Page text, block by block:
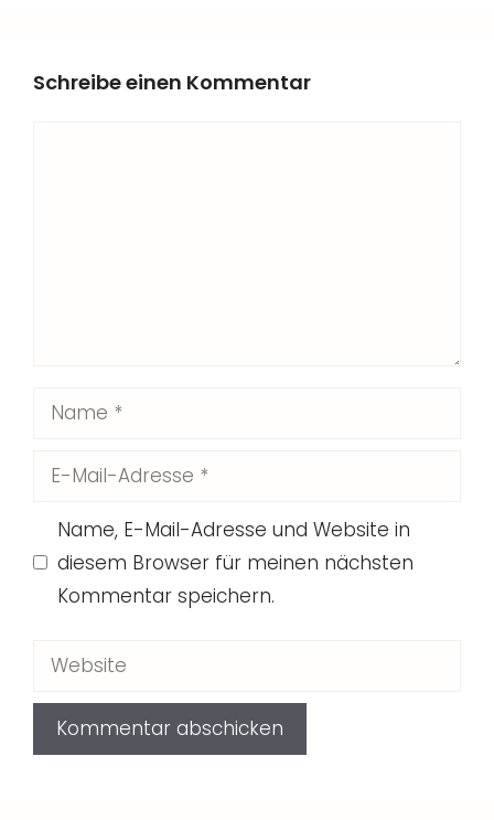
Schreibe einen Kommentar
Name
E-
Adresse
Name, E-Mail-Adresse und Website in
diesem Browser für meinen nächsten
Kommentar speichern.
Website